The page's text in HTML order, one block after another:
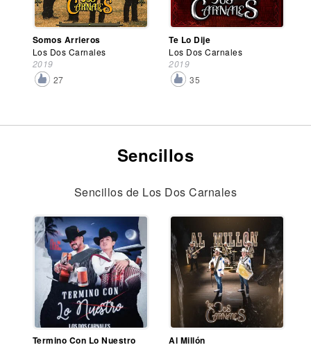
Somos Arrieros
Los Dos Carnales
2019
27
Te Lo Dije
Los Dos Carnales
2019
35
Sencillos
Sencillos de Los Dos Carnales
Termino Con Lo Nuestro Al Millón